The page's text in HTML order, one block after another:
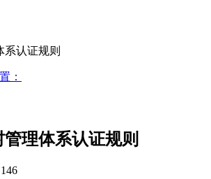
系认证规则
：
理体系认证规则
146